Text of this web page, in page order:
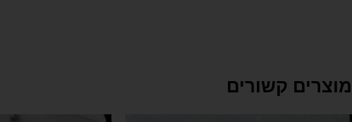
מוצרים קשורים